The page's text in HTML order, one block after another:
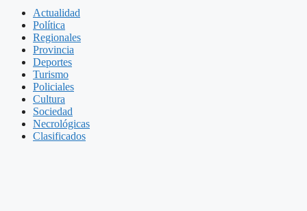
Actualidad
Política
Regionales
Provincia
Deportes
Turismo
Policiales
Cultura
Sociedad
Necrológicas
Clasificados